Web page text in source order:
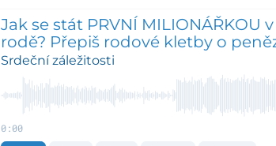
Jak se stát PRVNÍ MILIONÁŘKOU v
rodě? Přepiš rodové kletby o
Zahradní slavnost Jany Jánové
Srdeční záležitosti
0:00